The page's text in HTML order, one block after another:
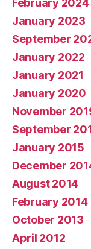
February 2024
January 2023
September
January 2022
January 2021
January 2020
November
September
January 2015
December
August 2014
February 2014
October 2013
April 2012